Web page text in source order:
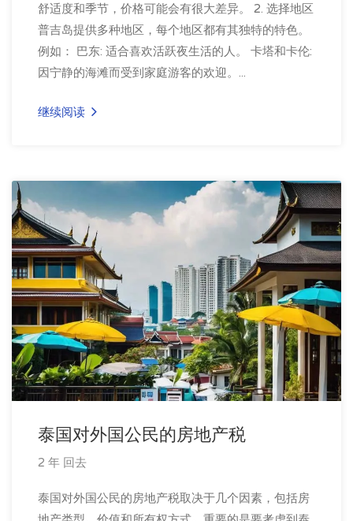
舒适度和季节，价格可能会有很大差异。 2. 选择地区
普吉岛提供多种地区，每个地区都有其独特的特色。
例如： 巴东: 适合喜欢活跃夜生活的人。 卡塔和卡伦:
因宁静的海滩而受到家庭游客的欢迎。...
继续阅读
泰国对外国公民的房地产税
2 年 回去
泰国对外国公民的房地产税取决于几个因素，包括房